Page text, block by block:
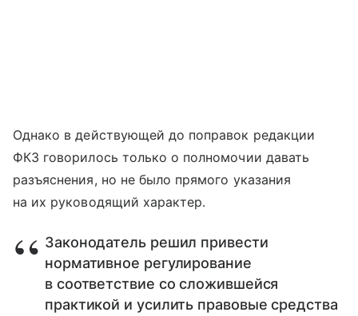
Однако в действующей до поправок редакции
ФКЗ говорилось только о полномочии давать
разъяснения, но не было прямого указания
на их руководящий характер.
Законодатель решил привести
нормативное регулирование
в соответствие со сложившейся
практикой и усилить правовые средства